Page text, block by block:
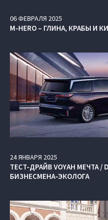
06ФЕВРАЛЯ 2025
M-HERO – ГЛИНА, КРАБЫ И
24ЯНВАРЯ 2025
ТЕСТ-ДРАЙВ VOYAH МЕЧТА /
БИЗНЕСМЕНА-ЭКОЛОГА